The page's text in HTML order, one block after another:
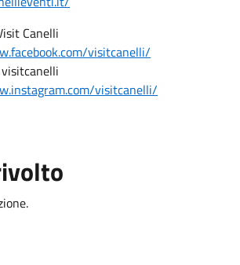
Canelli
visitcanelli/
visitcanelli/